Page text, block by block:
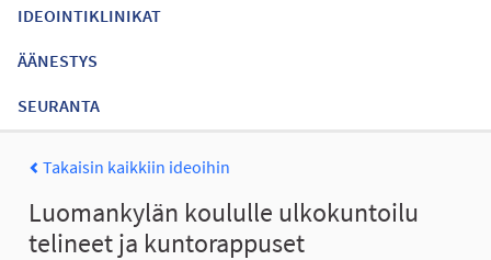
IDEOINTIKLINIKAT
ÄÄNESTYS
SEURANTA
Takaisin kaikkiin ideoihin
Luomankylän koululle ulkokuntoilu
telineet ja kuntorappuset